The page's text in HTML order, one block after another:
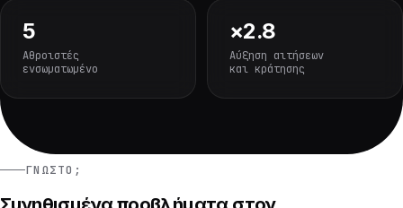
5
Αθροιστές
ενσωματωμένο
×2.8
Αύξηση αιτήσεων
και κράτησης
ΓΝΩΣΤΌ;